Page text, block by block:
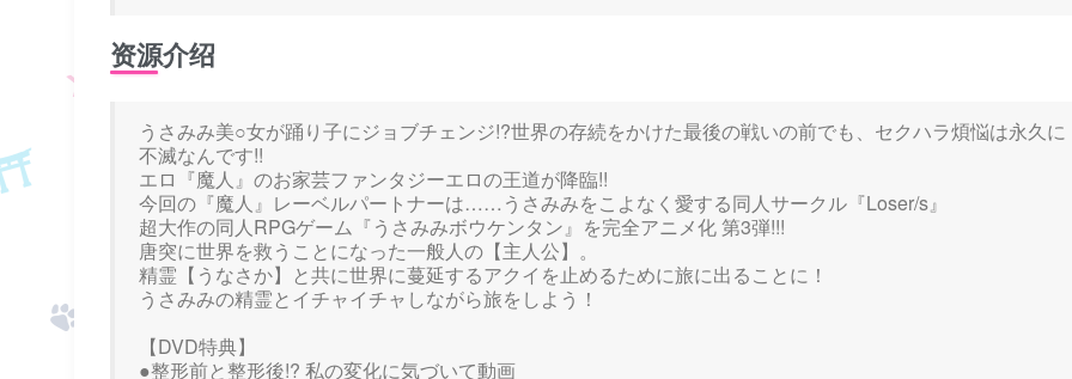
资源介绍
うさみみ美○女が踊り子にジョブチェンジ!?世界の存続をかけた最後の戦いの前でも、セクハラ煩悩は永久に
不滅なんです!!
エロ『魔人』のお家芸ファンタジーエロの王道が降臨!!
今回の『魔人』レーベルパートナーは……うさみみをこよなく愛する同人サークル『Loser/s』
超大作の同人RPGゲーム『うさみみボウケンタン』を完全アニメ化 第3弾!!!
唐突に世界を救うことになった一般人の【主人公】。
精霊【うなさか】と共に世界に蔓延するアクイを止めるために旅に出ることに！
うさみみの精霊とイチャイチャしながら旅をしよう！
【DVD特典】
●整形前と整形後!? 私の変化に気づいて動画